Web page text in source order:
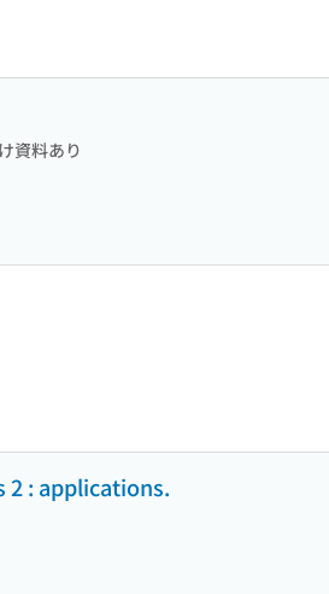
資料あり
: applications.